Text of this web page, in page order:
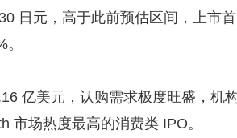
日元，高于此前预估区间，上市
亿美元，认购需求极度旺盛，机
市场热度最高的消费类 IPO。